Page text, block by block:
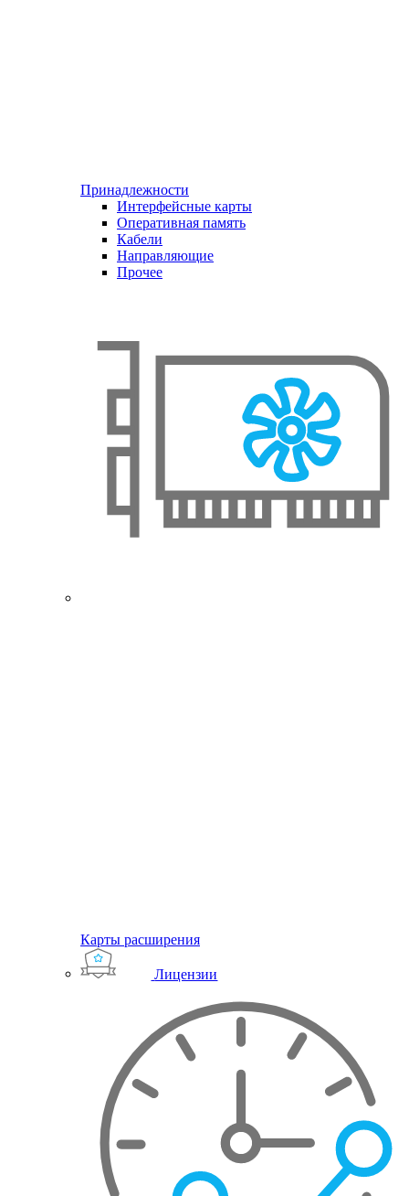
Принадлежности
Интерфейсные карты
Оперативная память
Кабели
Направляющие
Прочее
Карты расширения
Лицензии